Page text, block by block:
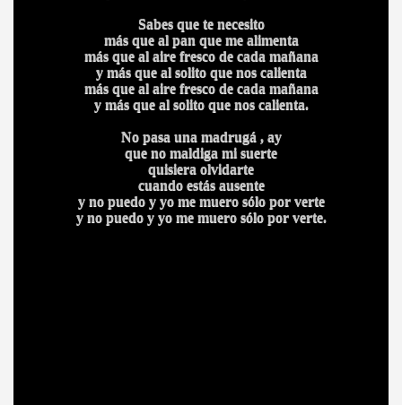
Sabes que te necesito
más que al pan que me alimenta
más que al aire fresco de cada mañana
y más que al solito que nos calienta
más que al aire fresco de cada mañana
y más que al solito que nos calienta.
No pasa una madrugá , ay
que no maldiga mi suerte
quisiera olvidarte
cuando estás ausente
y no puedo y yo me muero sólo por verte
y no puedo y yo me muero sólo por verte.